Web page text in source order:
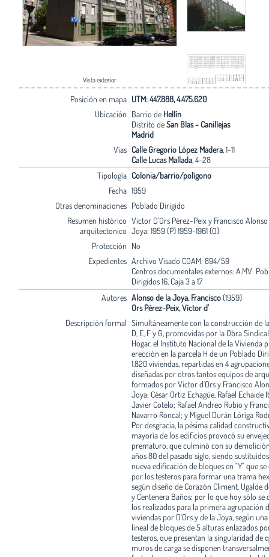
Vista exterior
Posición en mapa UTM: 447.888, 4.475.620
Ubicación Barrio de Hellín
Distrito deSan Blas - Canillejas
Madrid
Vías Calle Gregorio López Madera, 1-11
Calle Lucas Mallada, 4-28
Tipología Colonia/barrio/polígono
Fecha 1959
Otras denominaciones Poblado Dirigido
Resumen histórico
arquitectonico
Victor D'Ors Pérez-Peix y Francisco
Joya: 1959 (P) 1959-1961 (O)
Protección No
Expedientes Archivo Visado COAM: 894/59
Centros documentales externos: A.MV:
Dirigidos 16, Caja 3 a 17
Autores Alonso de la Joya, Francisco(1959)
Ors Pérez-Peix, Víctor d'
Descripción formal Simultáneamente con la construcción de
D, E, F y G, promovidas por la Obra
Hogar, el Instituto Nacional de la Vivienda
erección en la parcela H de un Poblado
1.820 viviendas, repartidas en 4
diseñadas por otros tantos equipos de
formados por Víctor d'Ors y Francisco
Joya; César Ortiz Echagüe, Rafael Echaide
Javier Cotelo; Rafael Andreo Rubio y
Navarro Roncal; y Miguel Durán Lóriga
Por desgracia, la pésima calidad
mayoría de los edificios provocó su
prematuro, que culminó con su
años 80 del pasado siglo, siendo
nueva edificación de bloques en "Y" que se
por los testeros para formar una trama
según diseño de Corazón Climent, Ugalde
y Centenera Baños; por lo que hoy sólo se
los realizados para la primera agrupación
viviendas por D'Ors y de la Joya, según
lineal de bloques de 5 alturas enlazados
testeros, que presentan la singularidad de
muros de carga se disponen